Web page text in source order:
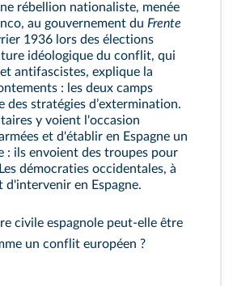
rébellion nationaliste, menée
au gouvernement du Frente
1936 lors des élections
idéologique du conflit, qui
antifascistes, explique la
: les deux camps
stratégies dʼextermination.
y voient l'occasion
et d'établir en Espagne un
: ils envoient des troupes pour
démocraties occidentales, à
d'intervenir en Espagne.
civile espagnole peut-elle être
un conflit européen ?